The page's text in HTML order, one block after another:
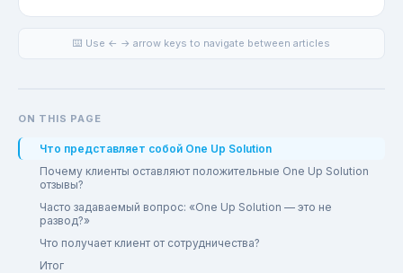
⌨️ Use ← → arrow keys to navigate between articles
ON THIS PAGE
Что представляет собой One Up Solution
Почему клиенты оставляют положительные One Up Solution
отзывы?
Часто задаваемый вопрос: «One Up Solution — это не
развод?»
Что получает клиент от сотрудничества?
Итог